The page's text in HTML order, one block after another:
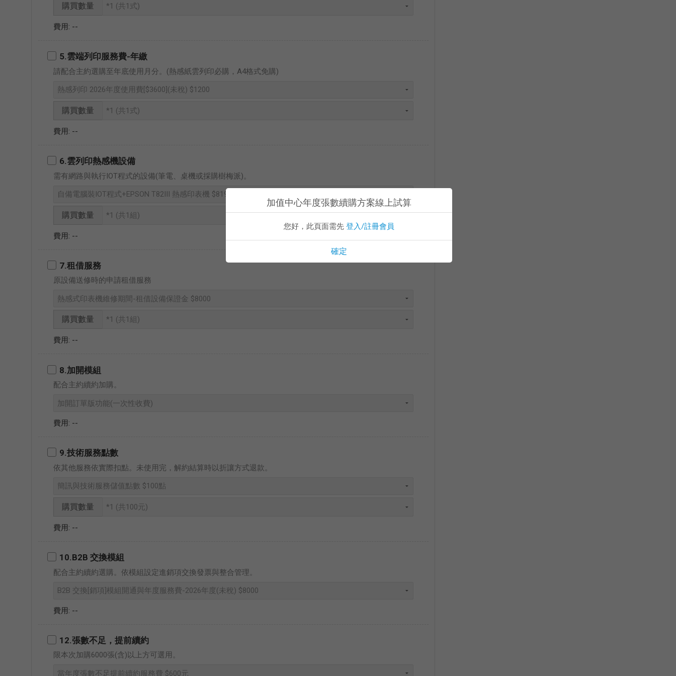
加值中心年度張數續購方案線上試算
您好，此頁面需先 登入/註冊會員
確定
購買數量
--
5.雲端列印服務費-年繳
請配合主約選購至年底使用月分。(熱感紙雲列印必購，A4格式免購)
購買數量
--
6.雲列印熱感機設備
需有網路與執行IOT程式的設備(筆電、桌機或採購樹梅派)。
購買數量
--
7.租借服務
原設備送修時的申請租借服務
購買數量
--
8.加開模組
配合主約續約加購。
--
9.技術服務點數
依其他服務依實際扣點。未使用完，解約結算時以折讓方式退款。
購買數量
--
10.B2B 交換模組
配合主約續約選購。依模組設定進銷項交換發票與整合管理。
--
12.張數不足，提前續約
限本次加購6000張(含)以上方可選用。